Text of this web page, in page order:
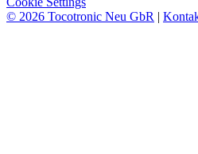
© 2026 Tocotronic Neu GbR |